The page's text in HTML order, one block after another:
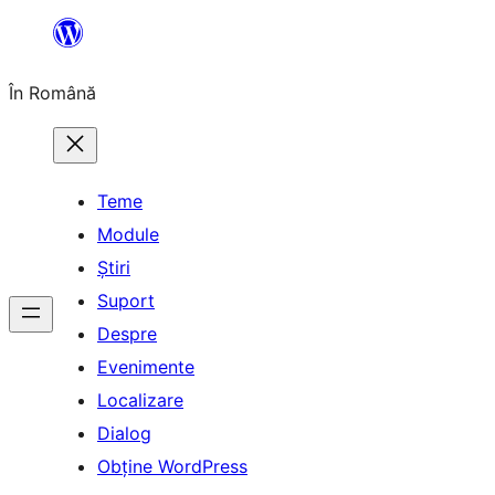
conținut
În Română
Teme
Module
Știri
Suport
Despre
Evenimente
Localizare
Dialog
Obține WordPress